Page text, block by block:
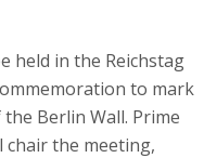
held in the Reichstag
to mark
Berlin Wall. Prime
the meeting,